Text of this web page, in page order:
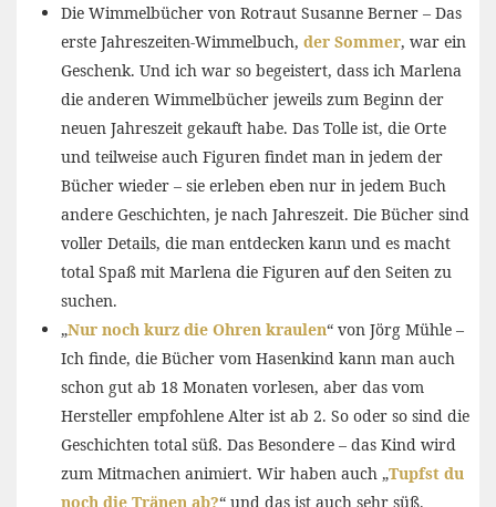
Die Wimmelbücher von Rotraut Susanne Berner – Das
erste Jahreszeiten-Wimmelbuch, der Sommer, war ein
Geschenk. Und ich war so begeistert, dass ich Marlena
die anderen Wimmelbücher jeweils zum Beginn der
neuen Jahreszeit gekauft habe. Das Tolle ist, die Orte
und teilweise auch Figuren findet man in jedem der
Bücher wieder – sie erleben eben nur in jedem Buch
andere Geschichten, je nach Jahreszeit. Die Bücher sind
voller Details, die man entdecken kann und es macht
total Spaß mit Marlena die Figuren auf den Seiten zu
suchen.
„Nur noch kurz die Ohren kraulen“ von Jörg Mühle –
Ich finde, die Bücher vom Hasenkind kann man auch
schon gut ab 18 Monaten vorlesen, aber das vom
Hersteller empfohlene Alter ist ab 2. So oder so sind die
Geschichten total süß. Das Besondere – das Kind wird
zum Mitmachen animiert. Wir haben auch „Tupfst du
noch die Tränen ab?“ und das ist auch sehr süß.